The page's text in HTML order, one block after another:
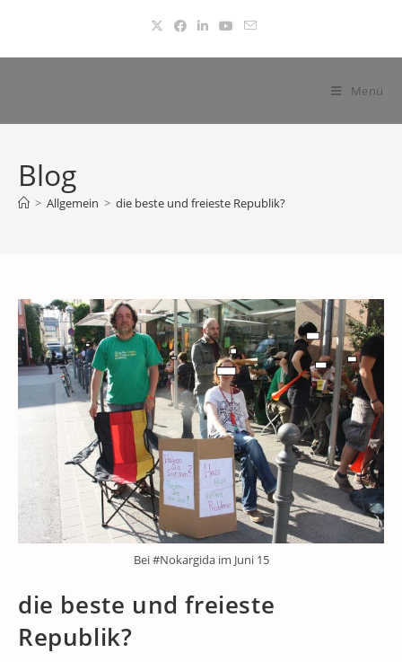
springen
Menü
Blog
> Allgemein > die beste und freieste Republik?
Bei #Nokargida im Juni 15
die beste und freieste
Republik?